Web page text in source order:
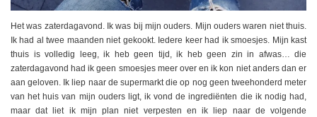
Het was zaterdagavond. Ik was bij mijn ouders. Mijn ouders waren niet thuis.
Ik had al twee maanden niet gekookt. Iedere keer had ik smoesjes. Mijn kast
thuis is volledig leeg, ik heb geen tijd, ik heb geen zin in afwas… die
zaterdagavond had ik geen smoesjes meer over en ik kon niet anders dan er
aan geloven. Ik liep naar de supermarkt die op nog geen tweehonderd meter
van het huis van mijn ouders ligt, ik vond de ingrediënten die ik nodig had,
maar dat liet ik mijn plan niet verpesten en ik liep naar de volgende